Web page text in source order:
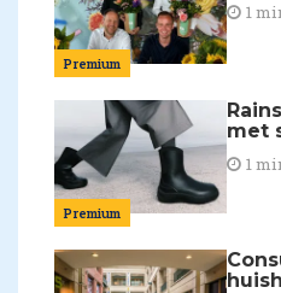
Premium
1
Premium
met
1